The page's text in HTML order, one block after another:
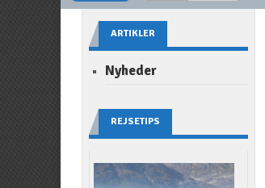
ARTIKLER
Nyheder
REJSETIPS